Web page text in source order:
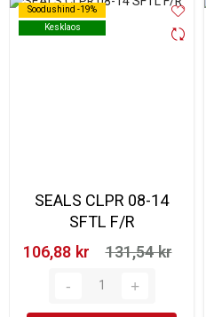
Soodushind -19%
Kesklaos
Soodushind -19%
Kesklaos
SEALS CLPR 08-14
SFTL F/R
106,88 kr‎
131,54 kr‎